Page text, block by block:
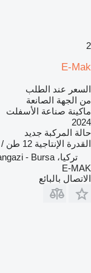
2
E-Mak
السعر عند الطلب
من الجهة الصانعة
ماكينة صناعة الأسفلت
2024
حالة المركبة جديد
القدرة الإنتاجية 12 طن / ساعة
تركيا، Osmangazi - Bursa
E-MAK
الاتصال بالبائع